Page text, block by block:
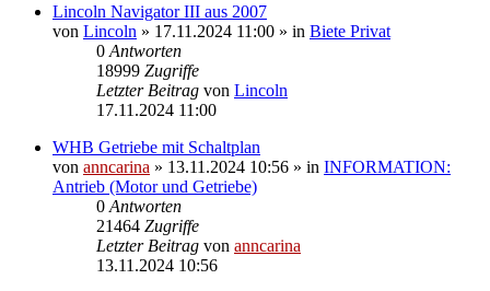
Lincoln Navigator III aus 2007
von Lincoln » 17.11.2024 11:00 » in Biete Privat
0 Antworten
18999 Zugriffe
Letzter Beitrag von Lincoln
17.11.2024 11:00
WHB Getriebe mit Schaltplan
von anncarina » 13.11.2024 10:56 » in INFORMATION:
Antrieb (Motor und Getriebe)
0 Antworten
21464 Zugriffe
Letzter Beitrag von anncarina
13.11.2024 10:56